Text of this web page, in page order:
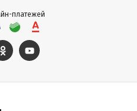
платежей